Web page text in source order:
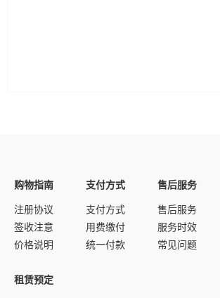
购物指南
注册协议
签收注意
价格说明
支付方式
支付方式
用费缴付
统一付款
售后服务
售后服务
服务时效
常见问题
租赁预定